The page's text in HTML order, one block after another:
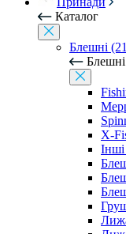
Каталог
Блешні
X-